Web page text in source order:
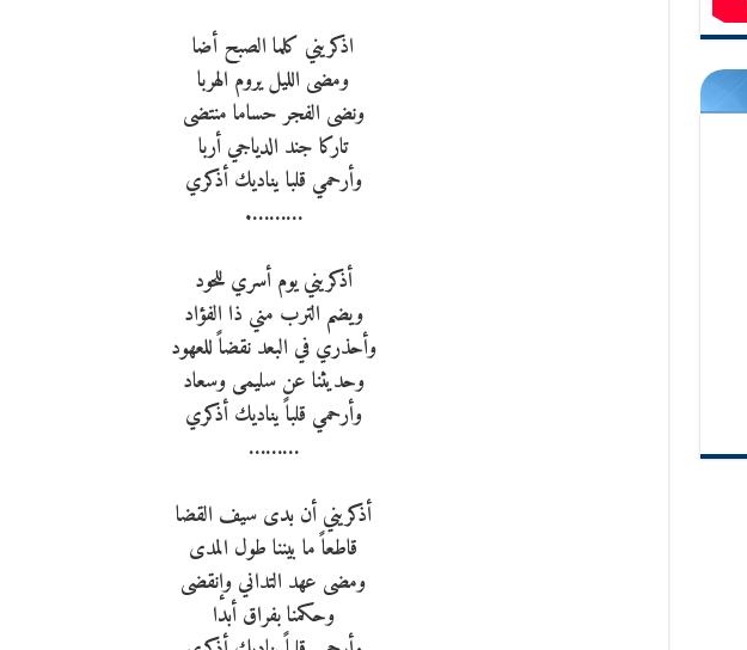
اذكريني كلما الصبح أضا
ومضى الليل يروم الهربا
ونضى الفجر حساما منتضى
تاركا جند الدياجي أربا
وأرحمي قلبا يناديك أذكري
……….
أذكريني يوم أسري للحود
ويضم الترب مني ذا الفؤاد
وأحذري في البعد نقضاً للعهود
وحديثنا عن سليمى وسعاد
وأرحمي قلباً يناديك أذكري
………
أذكريني أن بدى سيف القضا
قاطعاً ما بيننا طول المدى
ومضى عهد التداني وإنقضى
وحكمنا بفراق أبدا